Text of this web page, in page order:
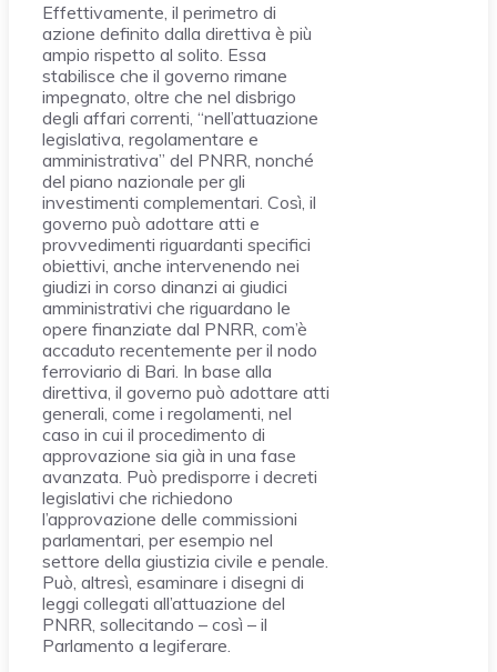
Effettivamente, il perimetro di
azione definito dalla direttiva è più
ampio rispetto al solito. Essa
stabilisce che il governo rimane
impegnato, oltre che nel disbrigo
degli affari correnti, “nell’attuazione
legislativa, regolamentare e
amministrativa” del PNRR, nonché
del piano nazionale per gli
investimenti complementari. Così, il
governo può adottare atti e
provvedimenti riguardanti specifici
obiettivi, anche intervenendo nei
giudizi in corso dinanzi ai giudici
amministrativi che riguardano le
opere finanziate dal PNRR, com’è
accaduto recentemente per il nodo
ferroviario di Bari. In base alla
direttiva, il governo può adottare atti
generali, come i regolamenti, nel
caso in cui il procedimento di
approvazione sia già in una fase
avanzata. Può predisporre i decreti
legislativi che richiedono
l’approvazione delle commissioni
parlamentari, per esempio nel
settore della giustizia civile e penale.
Può, altresì, esaminare i disegni di
leggi collegati all’attuazione del
PNRR, sollecitando – così – il
Parlamento a legiferare.